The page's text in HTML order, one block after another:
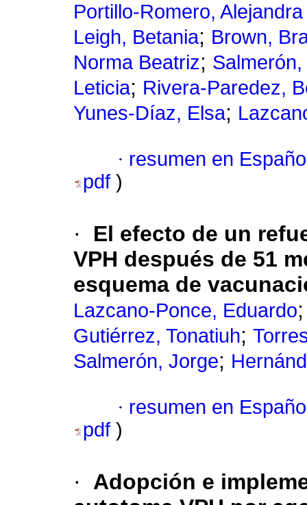
Portillo-Romero,
Leigh, Betania; Brown,
Norma Beatriz;
Leticia; Rivera-Paredez,
Yunes-Díaz, Elsa;
· resumen en
pdf )
·
El efecto de un
VPH después de 51
esquema de
Lazcano-Ponce, Eduardo
Gutiérrez, Tonatiuh;
Salmerón, Jorge;
· resumen en
pdf )
·
Adopción e